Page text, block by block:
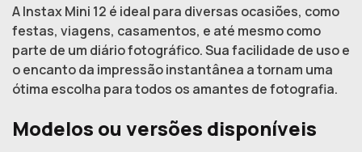
A Instax Mini 12 é ideal para diversas ocasiões, como
festas, viagens, casamentos, e até mesmo como
parte de um diário fotográfico. Sua facilidade de uso e
o encanto da impressão instantânea a tornam uma
ótima escolha para todos os amantes de fotografia.
Modelos ou versões disponíveis